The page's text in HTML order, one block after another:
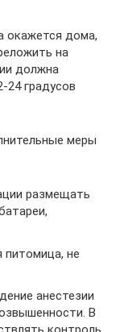
окажется дома,
на
должна
24 градусов
меры
размещать
питомица, не
анестезии
В